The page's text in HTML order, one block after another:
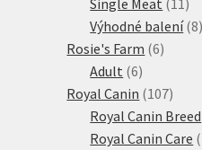
Výhodné balení 88
Rosie's Farm 66
Adult 66
produktů
Royal Canin 107107
Royal Canin Breed
Royal Canin Care